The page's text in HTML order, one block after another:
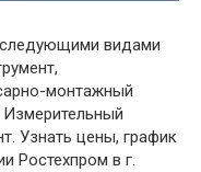
следующими видами
монтажный
Измерительный
Узнать цены, график
Ростехпром в г.